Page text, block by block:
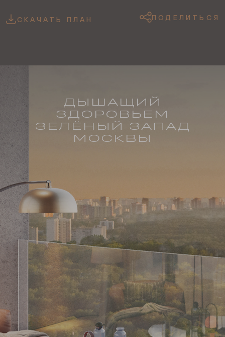
СКАЧАТЬ ПЛАН ПОДЕЛИТЬСЯ
ДЫШАЩИЙ
ЗДОРОВЬЕМ
ЗЕЛЁНЫЙ ЗАПАД
МОСКВЫ